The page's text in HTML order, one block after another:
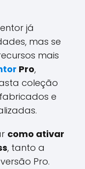
já
mas se
mais
Pro,
coleção
e
como ativar
, tanto a
Pro.